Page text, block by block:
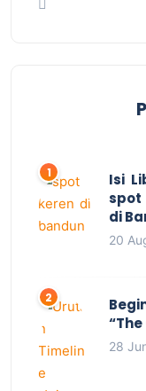
Isi
spot
di
20
28